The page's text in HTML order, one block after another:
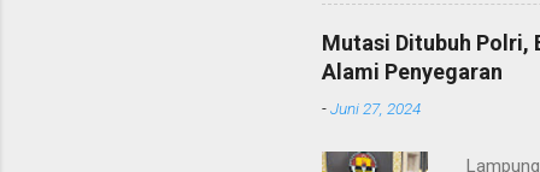
dari
Mutasi Ditubuh Polri,
Alami Penyegaran
-Juni 27, 2024